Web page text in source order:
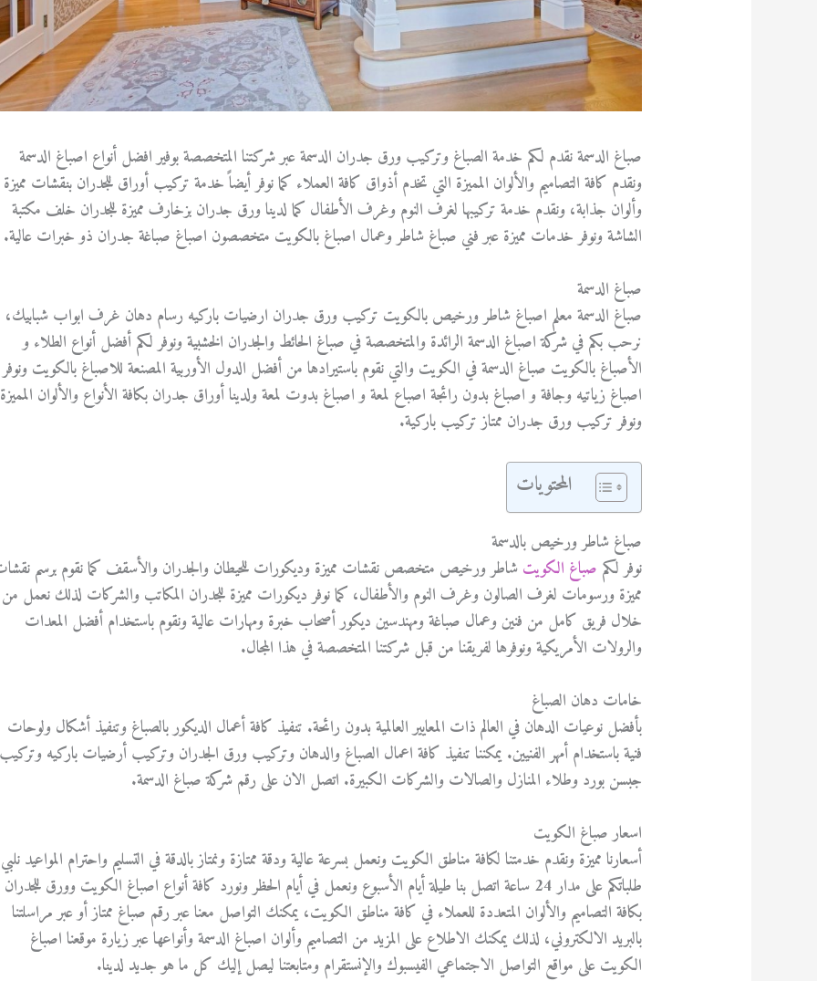
صباغ الدسمة نقدم لكم خدمة الصباغ وتركيب ورق جدران الدسمة عبر شركتنا المتخصصة بوفير افضل أنواع اصباغ الدسمة
ونقدم كافة التصاميم والألوان المميزة التي تخدم أذواق كافة العملاء كما نوفر أيضاً خدمة تركيب أوراق للجدران بنقشات مميزة
وألوان جذابة، ونقدم خدمة تركيبها لغرف النوم وغرف الأطفال كما لدينا ورق جدران بزخارف مميزة للجدران خلف مكتبة
الشاشة ونوفر خدمات مميزة عبر فني صباغ شاطر وعمال اصباغ بالكويت متخصصون اصباغ صباغة جدران ذو خبرات عالية.
صباغ الدسمة
صباغ الدسمة معلم اصباغ شاطر ورخيص بالكويت تركيب ورق جدران ارضيات باركيه رسام دهان غرف ابواب شبابيك،
نرحب بكم في شركة اصباغ الدسمة الرائدة والمتخصصة في صباغ الحائط والجدران الخشبية ونوفر لكم أفضل أنواع الطلاء و
الأصباغ بالكويت صباغ الدسمة في الكويت والتي نقوم باستيرادها من أفضل الدول الأوربية المصنعة للاصباغ بالكويت ونوفر
اصباغ زياتيه وجافة و اصباغ بدون رائجة اصباع لمعة و اصباغ بدوت لمعة ولدينا أوراق جدران بكافة الأنواع والألوان المميزة
ونوفر تركيب ورق جدران ممتاز تركيب باركية.
المحتويات
صباغ شاطر ورخيص بالدسمة
نوفر لكم صباغ الكويتشاطر ورخيص متخصص نقشات مميزة وديكورات للحيطان والجدران والأسقف كما نقوم برسم
مميزة ورسومات لغرف الصالون وغرف النوم والأطفال، كما نوفر ديكورات مميزة للجدران المكاتب والشركات لذلك نعمل من
خلال فريق كامل من فنين وعمال صباغة ومهندسين ديكور أصحاب خبرة ومهارات عالية ونقوم باستخدام أفضل المعدات
والرولات الأمريكية ونوفرها لفريقنا من قبل شركتنا المتخصصة في هذا المجال.
خامات دهان الصباغ
بأفضل نوعيات الدهان في العالم ذات المعايير العالمية بدون رائحة. تنفيذ كافة أعمال الديكور بالصباغ وتنفيذ أشكال ولوحات
فنية باستخدام أمهر الفنيين. يمكننا تنفيذ كافة اعمال الصباغ والدهان وتركيب ورق الجدران وتركيب أرضيات باركيه
جبسن بورد وطلاء المنازل والصالات والشركات الكبيرة. اتصل الان على رقم شركة صباغ الدسمة.
اسعار صباغ الكويت
أسعارنا مميزة ونقدم خدمتنا لكافة مناطق الكويت ونعمل بسرعة عالية ودقة ممتازة ونمتاز بالدقة في التسليم واحترام المواعيد نلبي
طلباتكم على مدار 24 ساعة اتصل بنا طيلة أيام الأسبوع ونعمل في أيام الحظر ونورد كافة أنواع اصباغ الكويت وورق للجدران
بكافة التصاميم والألوان المتعددة للعملاء في كافة مناطق الكويت، يمكنك التواصل معنا عبر رقم صباغ ممتاز أو عبر مراسلتنا
بالبريد الالكتروني، لذلك يمكنك الاطلاع على المزيد من التصاميم وألوان اصباغ الدسمة وأنواعها عبر زيارة موقعنا اصباغ
الكويت على مواقع التواصل الاجتماعي الفيسبوك والإنستقرام ومتابعتنا ليصل إليك كل ما هو جديد لدينا.